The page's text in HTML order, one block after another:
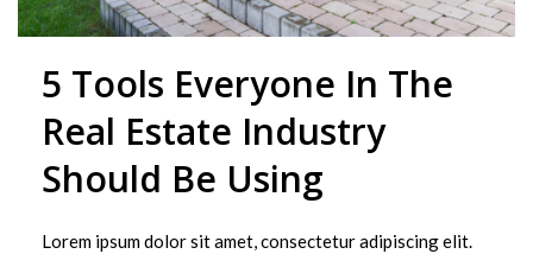
5 Tools Everyone In The
Real Estate Industry
Should Be Using
Lorem ipsum dolor sit amet, consectetur adipiscing elit.